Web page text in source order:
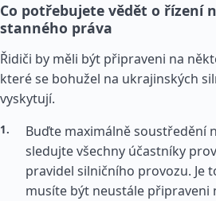
Co potřebujete vědět o řízení
stanného práva
Řidiči by měli být připraveni na
které se bohužel na ukrajinských
vyskytují.
Buďte maximálně soustředění
sledujte všechny účastníky
pravidel silničního provozu. Je
musíte být neustále připraveni